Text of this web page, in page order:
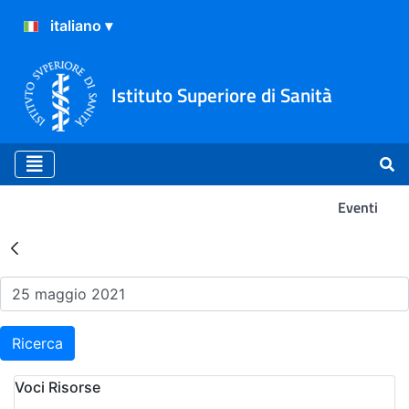
Istituto Superiore di Sanità
Eventi
Risultati della Ricerca -
Ricerca
Voci Risorse